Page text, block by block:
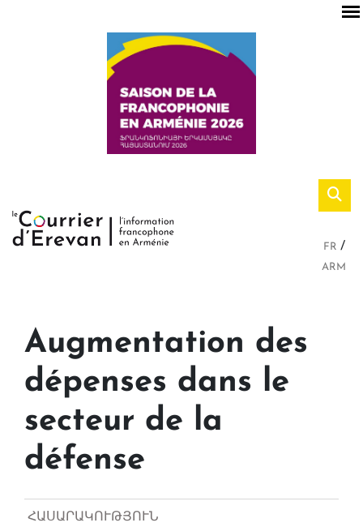
FR
ARM
Augmentation des
dépenses dans le
secteur de la
défense
ՀԱՍԱՐԱԿՈՒԹՅՈՒՆ